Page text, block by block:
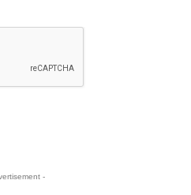
-